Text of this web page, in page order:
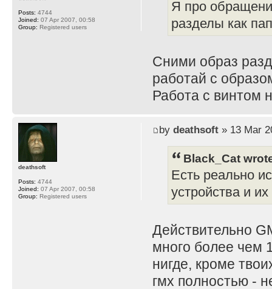
Я про
разделы как
Сними образ
работай с
Работа с винтом
Posts: 4744
Joined: 07 Apr 2007, 00:58
Group: Registered users
by deathsoft» 13 Mar
Black_Cat
Есть реально
устройства и
Действительно
много более чем
нигде, кроме
гмх полностью -
deathsoft
Posts: 4744
Joined: 07 Apr 2007, 00:58
Group: Registered users